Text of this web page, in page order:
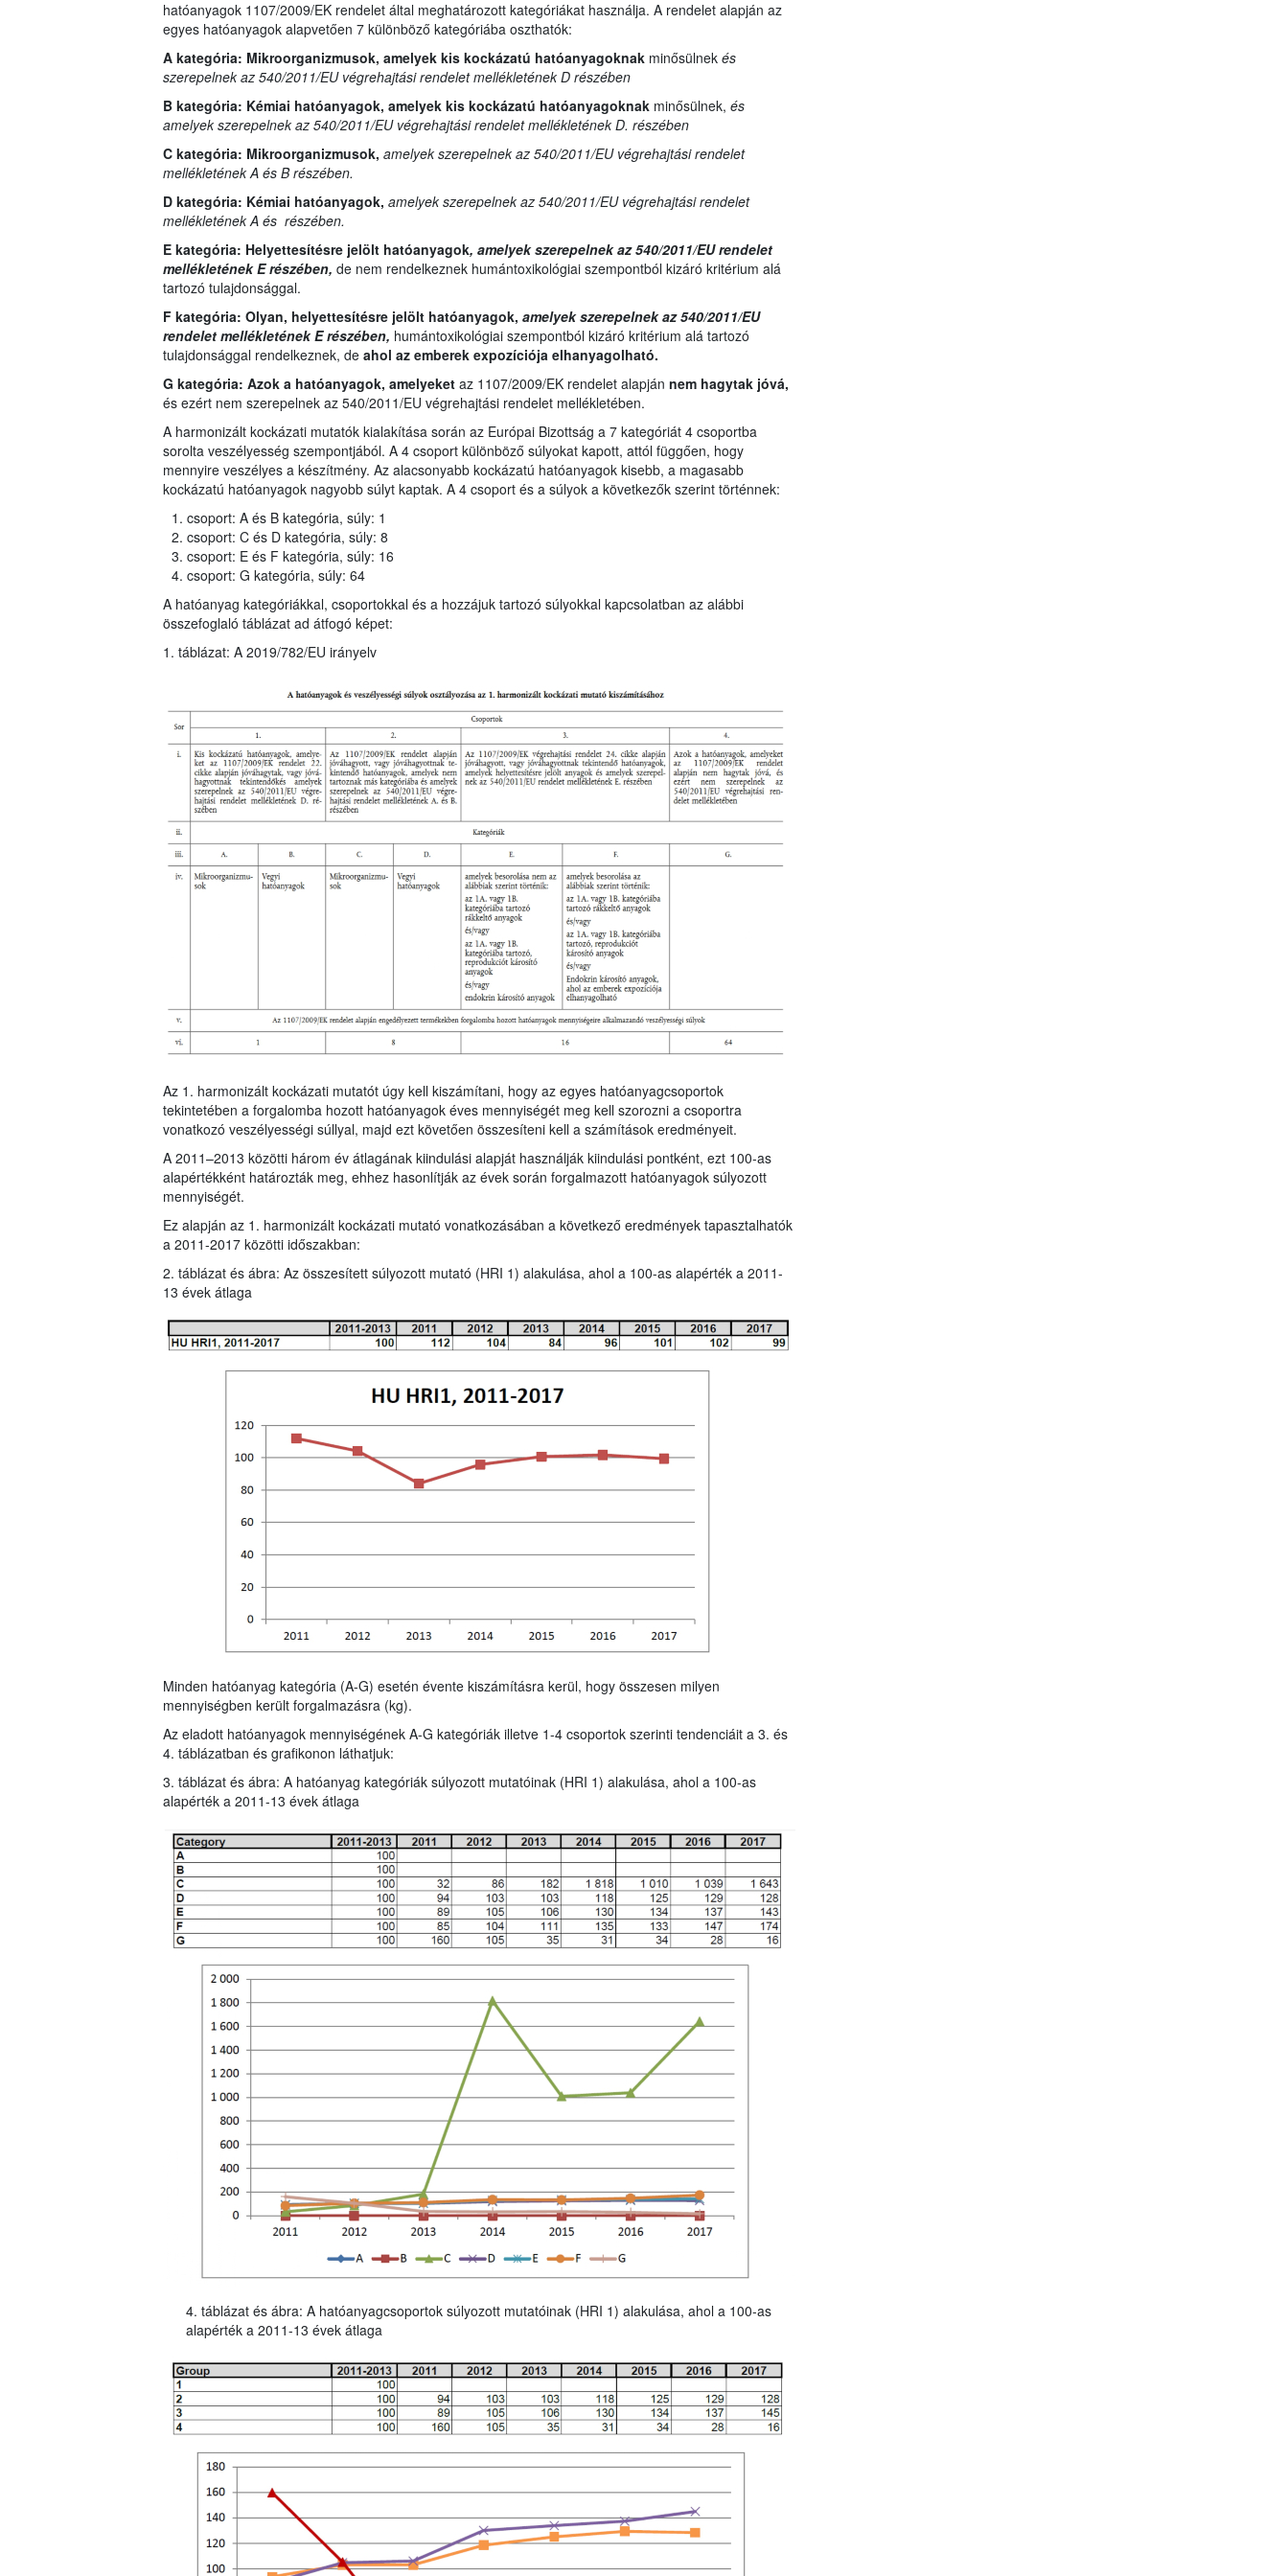
hatóanyagok 1107/2009/EK rendelet által meghatározott kategóriákat használja. A rendelet alapján az
egyes hatóanyagok alapvetően 7 különböző kategóriába oszthatók:
A kategória: Mikroorganizmusok, amelyek kis kockázatú hatóanyagoknakminősülnek és
szerepelnek az 540/2011/EU végrehajtási rendelet mellékletének D részében
B kategória: Kémiai hatóanyagok, amelyek kis kockázatú hatóanyagoknakminősülnek, és
amelyek szerepelnek az 540/2011/EU végrehajtási rendelet mellékletének D. részében
C kategória: Mikroorganizmusok, amelyek szerepelnek az 540/2011/EU végrehajtási rendelet
mellékletének A és B részében.
D kategória: Kémiai hatóanyagok, amelyek szerepelnek az 540/2011/EU végrehajtási rendelet
mellékletének A és részében.
E kategória: Helyettesítésre jelölt hatóanyagok, amelyek szerepelnek az 540/2011/EU rendelet
mellékletének E részében, de nem rendelkeznek humántoxikológiai szempontból kizáró kritérium alá
tartozó tulajdonsággal.
F kategória: Olyan, helyettesítésre jelölt hatóanyagok, amelyek szerepelnek az 540/2011/EU
rendelet mellékletének E részében, humántoxikológiai szempontból kizáró kritérium alá tartozó
tulajdonsággal rendelkeznek, de ahol az emberek expozíciója elhanyagolható.
G kategória: Azok a hatóanyagok, amelyeket az 1107/2009/EK rendelet alapján nem hagytak jóvá,
és ezért nem szerepelnek az 540/2011/EU végrehajtási rendelet mellékletében.
A harmonizált kockázati mutatók kialakítása során az Európai Bizottság a 7 kategóriát 4 csoportba
sorolta veszélyesség szempontjából. A 4 csoport különböző súlyokat kapott, attól függően, hogy
mennyire veszélyes a készítmény. Az alacsonyabb kockázatú hatóanyagok kisebb, a magasabb
kockázatú hatóanyagok nagyobb súlyt kaptak. A 4 csoport és a súlyok a következők szerint történnek:
csoport: A és B kategória, súly: 1
csoport: C és D kategória, súly: 8
csoport: E és F kategória, súly: 16
csoport: G kategória, súly: 64
A hatóanyag kategóriákkal, csoportokkal és a hozzájuk tartozó súlyokkal kapcsolatban az alábbi
összefoglaló táblázat ad átfogó képet:
1. táblázat: A 2019/782/EU irányelv
Az 1. harmonizált kockázati mutatót úgy kell kiszámítani, hogy az egyes hatóanyagcsoportok
tekintetében a forgalomba hozott hatóanyagok éves mennyiségét meg kell szorozni a csoportra
vonatkozó veszélyességi súllyal, majd ezt követően összesíteni kell a számítások eredményeit.
A 2011–2013 közötti három év átlagának kiindulási alapját használják kiindulási pontként, ezt 100-as
alapértékként határozták meg, ehhez hasonlítják az évek során forgalmazott hatóanyagok súlyozott
mennyiségét.
Ez alapján az 1. harmonizált kockázati mutató vonatkozásában a következő eredmények tapasztalhatók
a 2011-2017 közötti időszakban:
2. táblázat és ábra: Az összesített súlyozott mutató (HRI 1) alakulása, ahol a 100-as alapérték a 2011-
13 évek átlaga
Minden hatóanyag kategória (A-G) esetén évente kiszámításra kerül, hogy összesen milyen
mennyiségben került forgalmazásra (kg).
Az eladott hatóanyagok mennyiségének A-G kategóriák illetve 1-4 csoportok szerinti tendenciáit a 3. és
4. táblázatban és grafikonon láthatjuk:
3. táblázat és ábra: A hatóanyag kategóriák súlyozott mutatóinak (HRI 1) alakulása, ahol a 100-as
alapérték a 2011-13 évek átlaga
4. táblázat és ábra: A hatóanyagcsoportok súlyozott mutatóinak (HRI 1) alakulása, ahol a 100-as
alapérték a 2011-13 évek átlaga